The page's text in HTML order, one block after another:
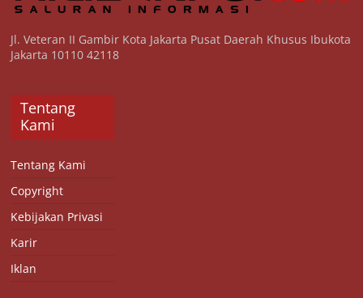
Jl. Veteran II Gambir Kota Jakarta Pusat Daerah Khusus Ibukota
Jakarta 10110 42118
Tentang
Kami
Tentang Kami
Copyright
Kebijakan Privasi
Karir
Iklan